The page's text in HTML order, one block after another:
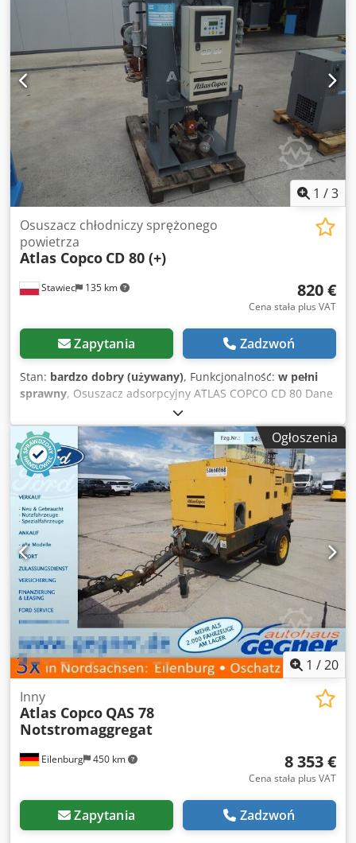
sprawny,gotowa do pracy,gwarancja cena netto: 95500 zł
Chjdpfxjzna U Ij Aczsa cena brutto: 117465 zł maszyna
sprowadzona w stanie idealnym Poniżej linki do wideo.
1 /3
Stawiec 135 km
Osuszacz chłodniczy sprężonego
powietrza
Atlas Copco CD 80 (+)
820 €
Cena stała plus VAT
Zapytania Zadzwoń
Stan: bardzo dobry (używany), Funkcjonalność: w pełni
sprawny, Osuszacz adsorpcyjny ATLAS COPCO CD 80 Dane
techniczne: wydajność 4800 l/min; osuszacz w pełni
sprawny; Csdpfxszm Ip Rj Aczoha cena netto: 3500 zł cena
brutto: 4305 zł
Ogłoszenia
1 /20
Eilenburg 450 km
Inny
Atlas Copco QAS 78
Notstromaggregat
8 353 €
Cena stała plus VAT
Zapytania Zadzwoń